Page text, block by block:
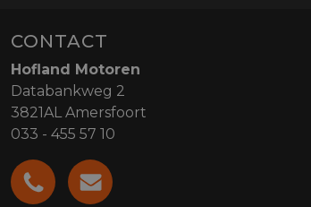
CONTACT
Hofland Motoren
Databankweg 2
3821AL Amersfoort
033 - 455 57 10